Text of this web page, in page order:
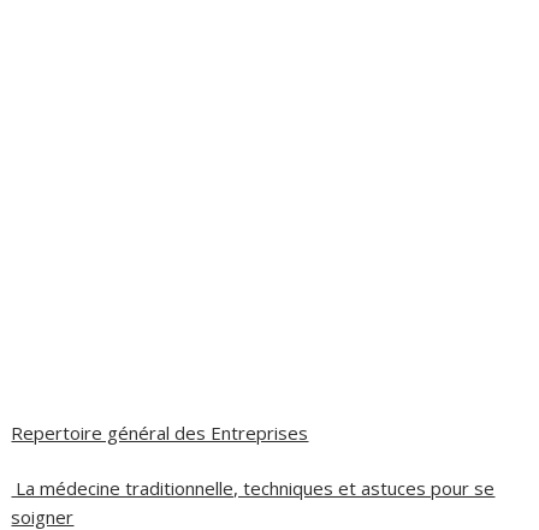
Repertoire général des Entreprises
La médecine traditionnelle, techniques et astuces pour se
soigner